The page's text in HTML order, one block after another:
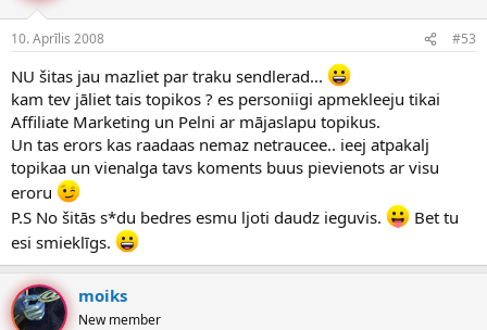
10. Aprīlis 2008 #53
NU šitas jau mazliet par traku sendlerad...
kam tev jāliet tais topikos ? es personiigi apmekleeju tikai
Affiliate Marketing un Pelni ar mājaslapu topikus.
Un tas erors kas raadaas nemaz netraucee.. ieej atpakalj
topikaa un vienalga tavs koments buus pievienots ar visu
eroru
P.S No šitās s*du bedres esmu ljoti daudz ieguvis.
Bet tu
esi smieklīgs.
moiks
New member